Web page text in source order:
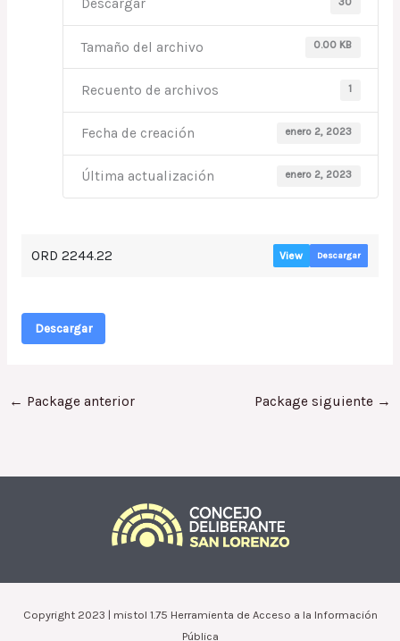
Descargar
Tamaño del archivo 0.00 KB
Recuento de archivos 1
Fecha de creación enero 2, 2023
Última actualización enero 2, 2023
ORD 2244.22 View Descargar
Descargar
← Package anterior Package siguiente →
Copyright 2023 | mistol 1.75 Herramienta de Acceso a la Información
Pública